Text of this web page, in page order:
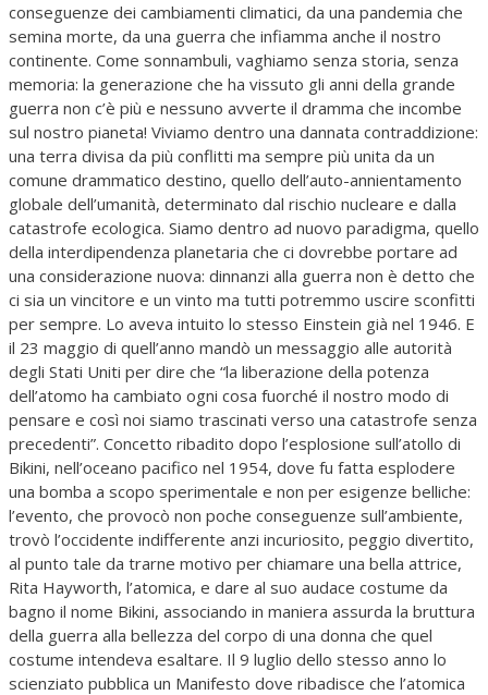
conseguenze dei cambiamenti climatici, da una pandemia che
semina morte, da una guerra che infiamma anche il nostro
continente. Come sonnambuli, vaghiamo senza storia, senza
memoria: la generazione che ha vissuto gli anni della grande
guerra non c’è più e nessuno avverte il dramma che incombe
sul nostro pianeta! Viviamo dentro una dannata contraddizione:
una terra divisa da più conflitti ma sempre più unita da un
comune drammatico destino, quello dell’auto-annientamento
globale dell’umanità, determinato dal rischio nucleare e dalla
catastrofe ecologica. Siamo dentro ad nuovo paradigma, quello
della interdipendenza planetaria che ci dovrebbe portare ad
una considerazione nuova: dinnanzi alla guerra non è detto che
ci sia un vincitore e un vinto ma tutti potremmo uscire sconfitti
per sempre. Lo aveva intuito lo stesso Einstein già nel 1946. E
il 23 maggio di quell’anno mandò un messaggio alle autorità
degli Stati Uniti per dire che “la liberazione della potenza
dell’atomo ha cambiato ogni cosa fuorché il nostro modo di
pensare e così noi siamo trascinati verso una catastrofe senza
precedenti”. Concetto ribadito dopo l’esplosione sull’atollo di
Bikini, nell’oceano pacifico nel 1954, dove fu fatta esplodere
una bomba a scopo sperimentale e non per esigenze belliche:
l’evento, che provocò non poche conseguenze sull’ambiente,
trovò l’occidente indifferente anzi incuriosito, peggio divertito,
al punto tale da trarne motivo per chiamare una bella attrice,
Rita Hayworth, l’atomica, e dare al suo audace costume da
bagno il nome Bikini, associando in maniera assurda la bruttura
della guerra alla bellezza del corpo di una donna che quel
costume intendeva esaltare. Il 9 luglio dello stesso anno lo
scienziato pubblica un Manifesto dove ribadisce che l’atomica